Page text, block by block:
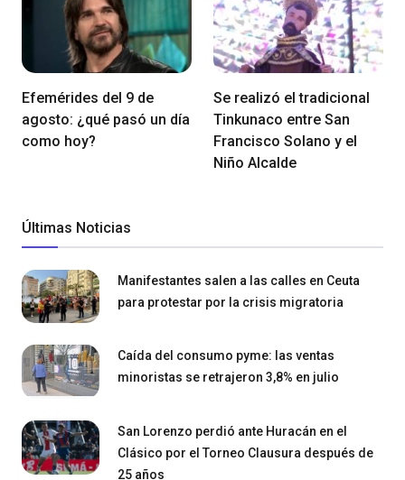
Efemérides del 9 de
agosto: ¿qué pasó un día
como hoy?
Se realizó el tradicional
Tinkunaco entre San
Francisco Solano y el
Niño Alcalde
Últimas Noticias
Manifestantes salen a las calles en Ceuta
para protestar por la crisis migratoria
Caída del consumo pyme: las ventas
minoristas se retrajeron 3,8% en julio
San Lorenzo perdió ante Huracán en el
Clásico por el Torneo Clausura después de
25 años